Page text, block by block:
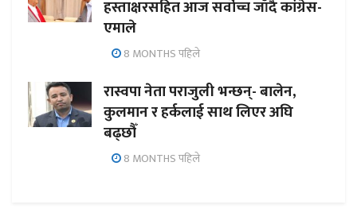
हस्ताक्षरसहित आज सर्वोच्च जाँदै कांग्रेस-
एमाले
8 MONTHS पहिले
रास्वपा नेता पराजुली भन्छन्- बालेन,
कुलमान र हर्कलाई साथ लिएर अघि
बढ्छौँ
8 MONTHS पहिले